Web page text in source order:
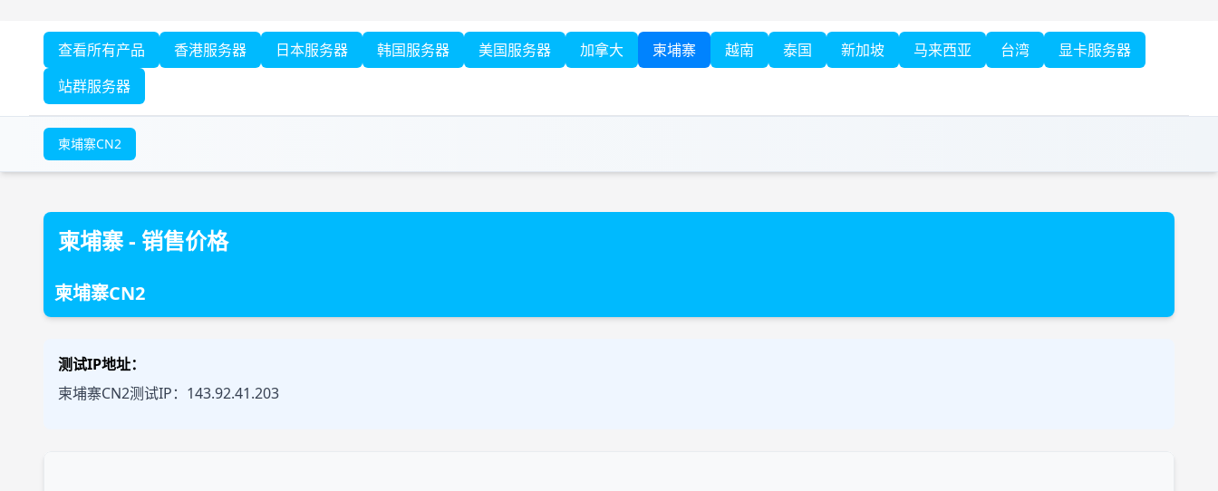
查看所有产品 香港服务器 日本服务器 韩国服务器 美国服务器 加拿大 柬埔寨 越南 泰国 新加坡 马来西亚 台湾
显卡服务器
站群服务器
柬埔寨CN2
柬埔寨 - 销售价格
柬埔寨CN2
测试IP地址：
柬埔寨CN2测试IP：143.92.41.203